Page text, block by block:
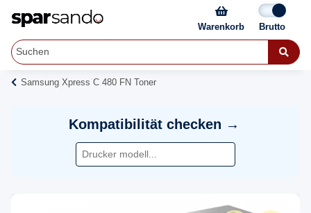
Warenkorb
Samsung Xpress C 480 FN Toner
Kompatibilität checken →